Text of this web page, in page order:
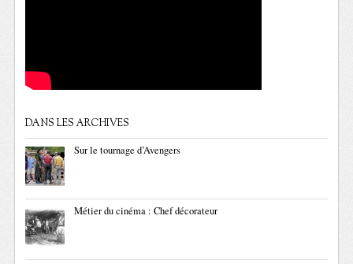
DANS LES ARCHIVES
Sur le tournage d’Avengers
Métier du cinéma : Chef décorateur